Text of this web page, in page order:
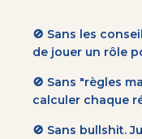
🚫 Sans les
de jouer un rôle
🚫 Sans "règles
calculer chaque
🚫 Sans bullshit.